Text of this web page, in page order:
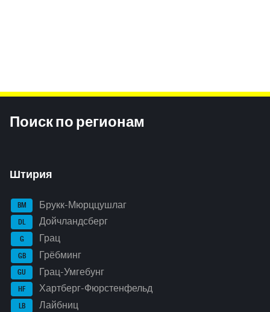
Поиск по регионам
Штирия
BM Брукк-Мюрццушлаг
DL Дойчландсберг
G Грац
GB Грёбминг
GU Грац-Умгебунг
HF Хартберг-Фюрстенфельд
LB Лайбниц